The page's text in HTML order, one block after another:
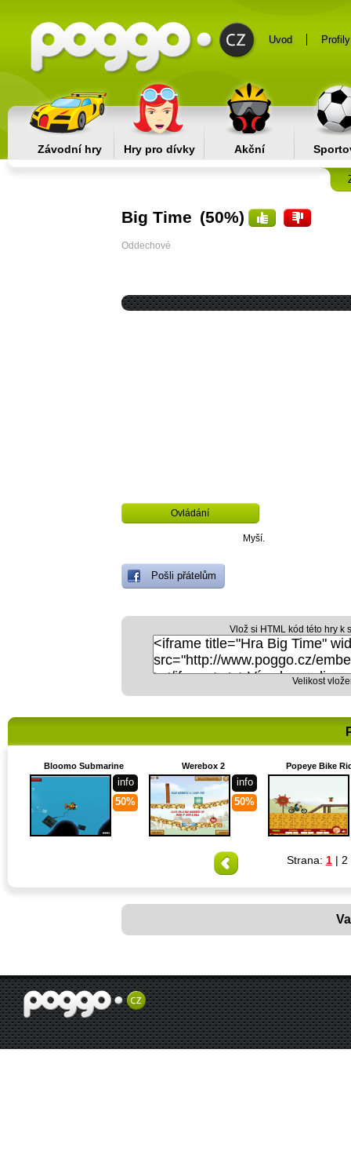
Uvod Profily
Závodní hry Hry pro dívky Akční
Big Time (50%)
Oddechové
Ovládání
Myší.
Pošli přátelům
Vlož si HTML kód této hry k
Velikost
Bloomo Submarine
info
50%
Werebox 2
info
50%
Popeye Bike
Strana: 1| 2